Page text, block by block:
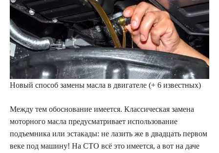
Новый способ замены масла в двигателе (+ 6 известных)
Между тем обоснование имеется. Классическая замена
моторного масла предусматривает использование
подъемника или эстакады: не лазить же в двадцать первом
веке под машину! На СТО всё это имеется, а вот на даче